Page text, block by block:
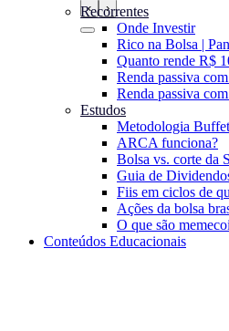
‹ ›
Recorrentes
Onde Investir
Rico na Bolsa |
Quanto rende R$
Renda passiva
Renda passiva
Estudos
Metodologia
ARCA funciona?
Bolsa vs. corte da
Guia de
Fiis em ciclos de
Ações da bolsa
O que são
Conteúdos Educacionais